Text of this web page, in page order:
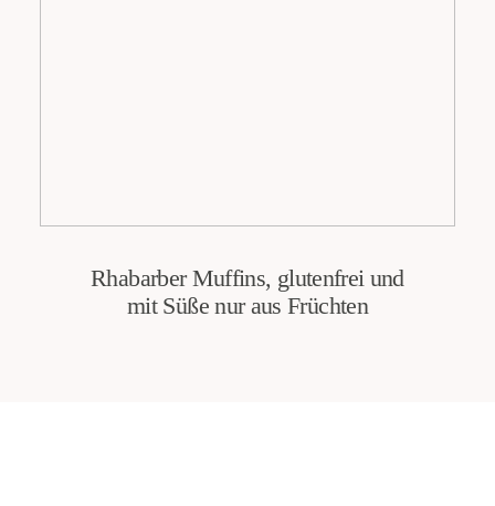
Rhabarber Muffins, glutenfrei und
mit Süße nur aus Früchten